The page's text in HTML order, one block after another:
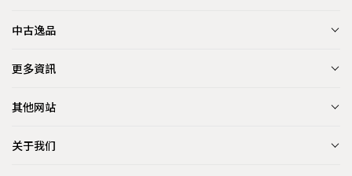
中古逸品
更多資訊
其他网站
关于我们